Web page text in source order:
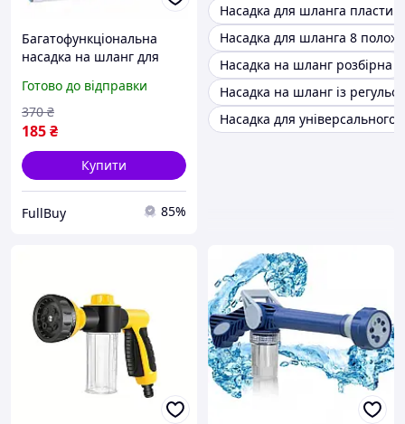
Багатофункціональна
насадка на шланг для
автомобілів з 8 режимами
розпилення води
Готово до відправки
185₴
370 ₴
Купити
FullBuy 85%
Насадка для шланга
Насадка для шланга 8
Насадка на шланг розбірна
Насадка на шланг із
Насадка для універсального